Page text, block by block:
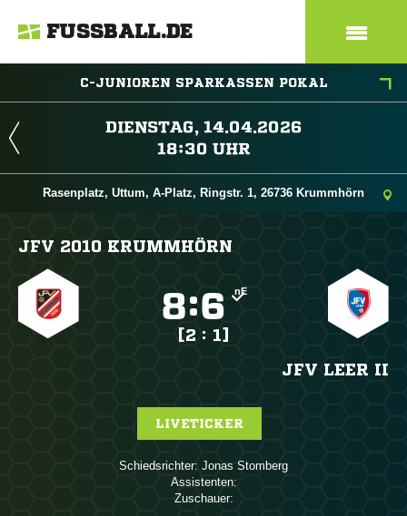
FUSSBALL.DE
C-JUNIOREN SPARKASSEN POKAL
 
 
Rasenplatz, Uttum, A-Platz, Ringstr. 1, 26736 Krummhörn
JFV 2010 KRUMMHÖRN
: nE
[2 : 1]
JFV LEER II
LIVETICKER
Schiedsrichter:  
Assistenten:
Zuschauer: